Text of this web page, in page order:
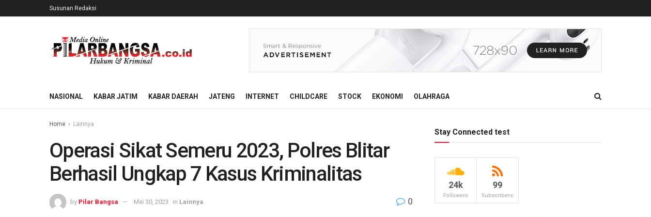
Susunan Redaksi
NASIONAL KABAR JATIM KABAR DAERAH JATENG INTERNET CHILDCARE STOCK EKONOMI OLAHRAGA
Home Lainnya
Operasi Sikat Semeru 2023, Polres Blitar
Berhasil Ungkap 7 Kasus Kriminalitas
by Pilar Bangsa Mei 30, 2023 in Lainnya 0
Stay Connected test
24k
Followers
99
Subscribers